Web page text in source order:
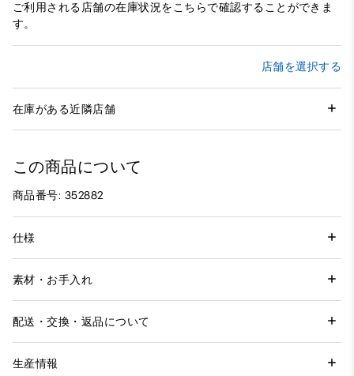
ご利用される店舗の在庫状況をこちらで確認することができま
す。
店舗を選択する
在庫がある近隣店舗
この商品について
商品番号: 352882
仕様
素材・お手入れ
配送・交換・返品について
生産情報